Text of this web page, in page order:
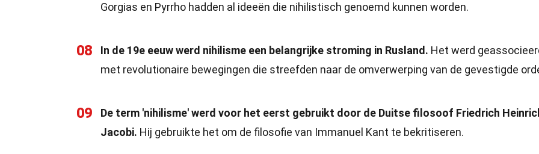
Gorgias en Pyrrho hadden al ideeën die nihilistisch genoemd kunnen worden.
08 In de 19e eeuw werd nihilisme een belangrijke stroming in Rusland. Het werd
met revolutionaire bewegingen die streefden naar de omverwerping van de gevestigde
09
De term 'nihilisme' werd voor het eerst gebruikt door de Duitse filosoof Friedrich
Jacobi. Hij gebruikte het om de filosofie van Immanuel Kant te bekritiseren.